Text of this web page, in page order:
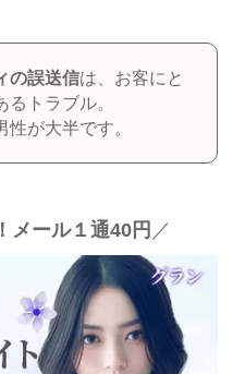
の誤送信は、お客にと
るトラブル。
性が大半です。
メール１通40円 ／